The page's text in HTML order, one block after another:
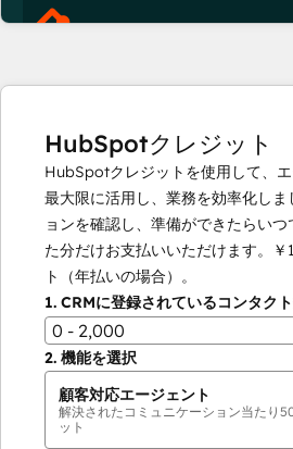
HubSpotクレジット
HubSpotクレジットを使用して、
最大限に活用し、業務を効率化し
ョンを確認し、準備ができたらい
た分だけお支払いいただけます。
￥
ト（年払いの場合）。
1. CRMに登録されているコンタク
0 - 2,000
2. 機能を選択
顧客対応エージェント
解決されたコミュニケーション当たり
ット